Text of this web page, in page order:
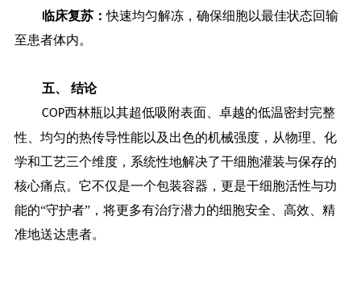
临床复苏：快速均匀解冻，确保细胞以最佳状态回输
至患者体内。
五、 结论
COP西林瓶以其超低吸附表面、卓越的低温密封完整
性、均匀的热传导性能以及出色的机械强度，从物理、化
学和工艺三个维度，系统性地解决了干细胞灌装与保存的
核心痛点。它不仅是一个包装容器，更是干细胞活性与功
能的“守护者”，将更多有治疗潜力的细胞安全、高效、精
准地送达患者。